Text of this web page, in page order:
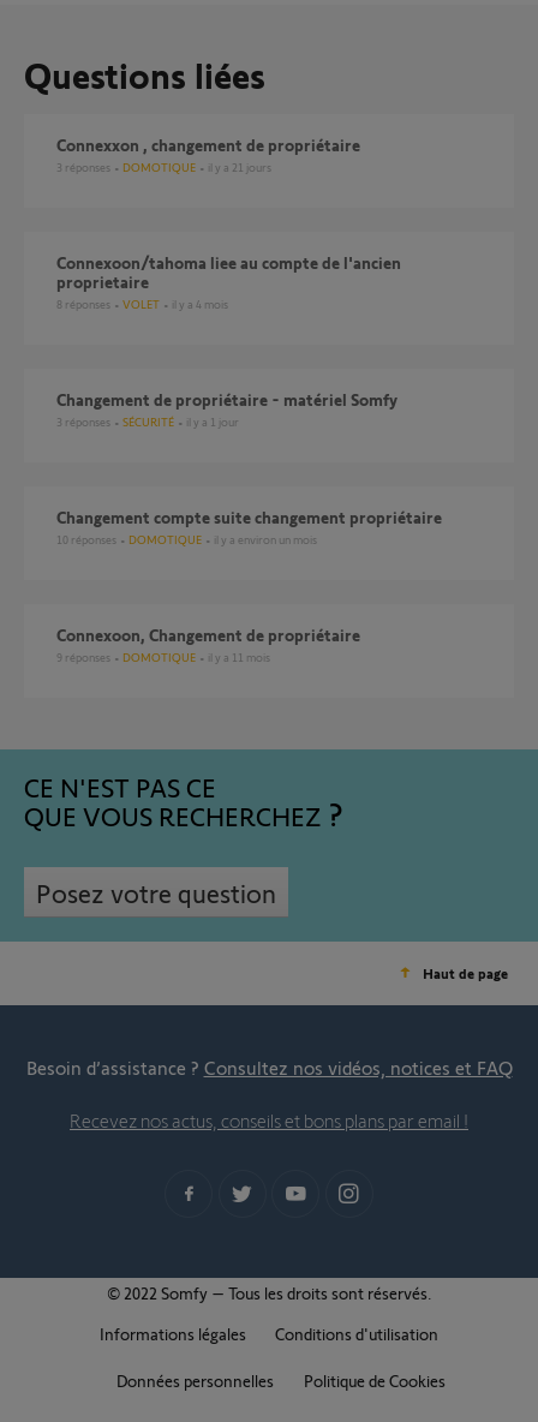
Questions liées
Connexxon , changement de propriétaire
3 réponses DOMOTIQUE il y a 21 jours
Connexoon/tahoma liee au compte de l'ancien
proprietaire
8 réponses VOLET il y a 4 mois
Changement de propriétaire - matériel Somfy
3 réponses SÉCURITÉ il y a 1 jour
Changement compte suite changement propriétaire
10 réponses DOMOTIQUE il y a environ un mois
Connexoon, Changement de propriétaire
9 réponses DOMOTIQUE il y a 11 mois
CE N'EST PAS CE
QUE VOUS RECHERCHEZ
Posez votre question
Haut de page
Besoin d’assistance ? Consultez nos vidéos, notices et FAQ
Recevez nos actus, conseils et bons plans par email !
© 2022 Somfy – Tous les droits sont réservés.
Informations légales
Conditions d'utilisation
Données personnelles Politique de Cookies